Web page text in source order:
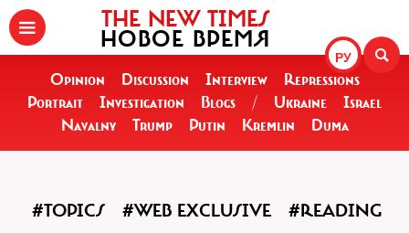
РУ
THE NEW TIMES
НОВОЕ ВРЕМЯ
Opinion Discussion Interview
Repressions
Portrait
Investigation Blogs / Ukraine
Israel
Navalny
Trump Putin Kremlin Duma
#TOPICS #WEB EXCLUSIVE #READING